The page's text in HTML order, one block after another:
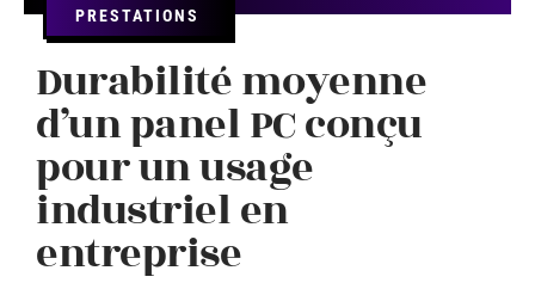
PRESTATIONS
Durabilité moyenne
d’un panel PC conçu
pour un usage
industriel en
entreprise